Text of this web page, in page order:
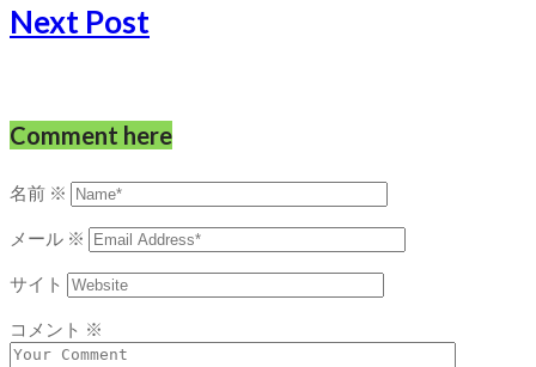
Next Post
Comment here
名前 ※
メール ※
サイト
コメント ※